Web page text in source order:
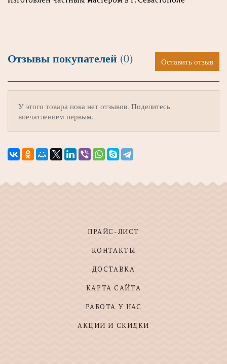
Отзывы покупателей (0) Оставить отзыв
У этого товара пока нет отзывов. Поделитесь
впечатлением первым.
ПРАЙС-ЛИСТ
КОНТАКТЫ
ДОСТАВКА
КАРТА САЙТА
РАБОТА У НАС
АКЦИИ И СКИДКИ